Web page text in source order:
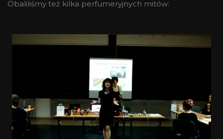
Obaliliśmy też kilka perfumeryjnych mitów: